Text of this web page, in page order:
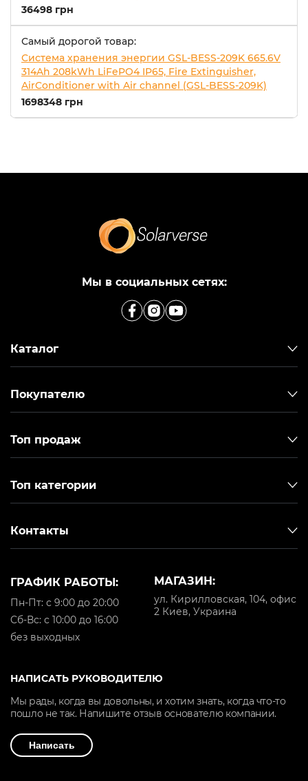
36498 грн
Самый дорогой товар:
Система хранения энергии GSL-BESS-209K 665.6V
314Ah 208kWh LiFePO4 IP65, Fire Extinguisher,
AirConditioner with Air channel (GSL-BESS-209K)
1698348 грн
Мы в социальных сетях:
Каталог
Покупателю
Топ продаж
Топ категории
Контакты
МАГАЗИН:
ул. Кирилловская, 104, офис
2 Киев, Украина
ГРАФИК РАБОТЫ:
Пн-Пт: с 9:00 до 20:00
Cб-Вс: с 10:00 до 16:00
без выходных
НАПИСАТЬ РУКОВОДИТЕЛЮ
Мы рады, когда вы довольны, и хотим знать, когда что-то
пошло не так. Напишите отзыв основателю компании.
Написать